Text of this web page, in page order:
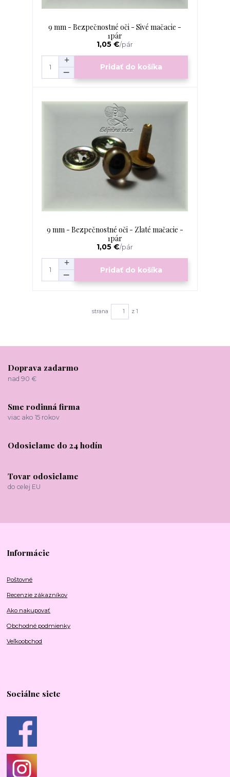
9 mm - Bezpečnostné oči - Sivé mačacie -
1pár
1,05 €/pár
Pridať do košíka
9 mm - Bezpečnostné oči - Zlaté mačacie -
1pár
1,05 €/pár
Pridať do košíka
strana z 1
Doprava zadarmo
nad 90 €
Sme rodinná firma
viac ako 15 rokov
Odosielame do 24 hodín
Tovar odosielame
do celej EU
Informácie
Poštovné
Recenzie zákazníkov
Ako nakupovať
Obchodné podmienky
Veľkoobchod
Sociálne siete